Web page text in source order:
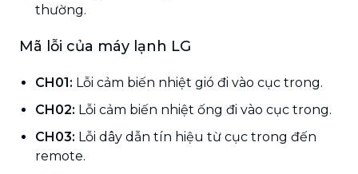
thường.
Mã lỗi của máy lạnh LG
CH01: Lỗi cảm biến nhiệt gió đi vào cục trong.
CH02: Lỗi cảm biến nhiệt ống đi vào cục trong.
CH03: Lỗi dây dẫn tín hiệu từ cục trong đến
remote.